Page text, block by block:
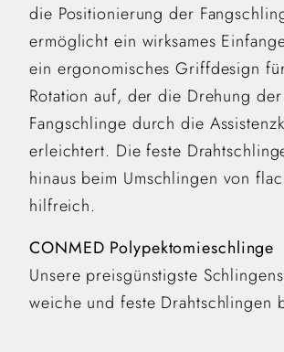
die Positionierung der
ermöglicht ein wirksames
ein ergonomisches Griffdesign
Rotation auf, der die Drehung der
Fangschlinge durch die
erleichtert. Die feste
hinaus beim Umschlingen von
hilfreich.
CONMED Polypektomieschlinge
Unsere preisgünstigste
weiche und feste Drahtschlingen